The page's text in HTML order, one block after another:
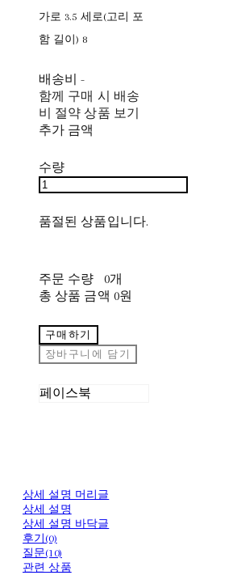
가로 3.5 세로(고리 포
함 길이) 8
배송비-
함께 구매 시 배송
비 절약 상품 보기
추가 금액
수량
품절된 상품입니다.
주문 수량
0개
총 상품 금액 0원
구매하기
장바구니에 담기
페이스북
상세 설명 머리글
상세 설명
상세 설명 바닥글
후기(0)
질문(10)
관련 상품